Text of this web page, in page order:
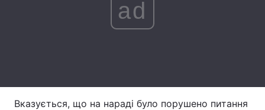
Думки
ad
Вказується, що на нараді було порушено питання